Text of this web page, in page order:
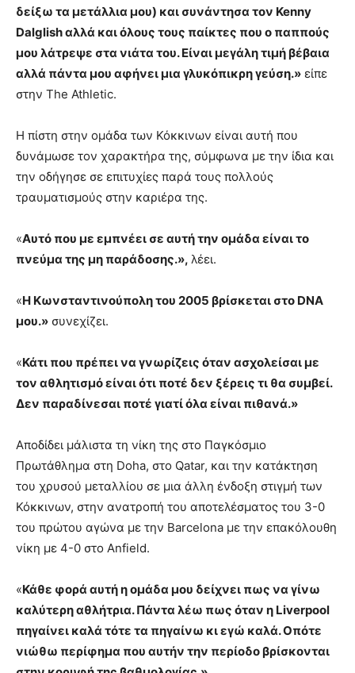
δείξω τα μετάλλια μου) και συνάντησα τον Kenny
Dalglish αλλά και όλους τους παίκτες που ο παππούς
μου λάτρεψε στα νιάτα του. Είναι μεγάλη τιμή βέβαια
αλλά πάντα μου αφήνει μια γλυκόπικρη γεύση.» είπε
στην The Athletic.
Η πίστη στην ομάδα των Κόκκινων είναι αυτή που
δυνάμωσε τον χαρακτήρα της, σύμφωνα με την ίδια και
την οδήγησε σε επιτυχίες παρά τους πολλούς
τραυματισμούς στην καριέρα της.
«Αυτό που με εμπνέει σε αυτή την ομάδα είναι το
πνεύμα της μη παράδοσης.», λέει.
«Η Κωνσταντινούπολη του 2005 βρίσκεται στο DNA
μου.» συνεχίζει.
«Κάτι που πρέπει να γνωρίζεις όταν ασχολείσαι με
τον αθλητισμό είναι ότι ποτέ δεν ξέρεις τι θα συμβεί.
Δεν παραδίνεσαι ποτέ γιατί όλα είναι πιθανά.»
Αποδίδει μάλιστα τη νίκη της στο Παγκόσμιο
Πρωτάθλημα στη Doha, στο Qatar, και την κατάκτηση
του χρυσού μεταλλίου σε μια άλλη ένδοξη στιγμή των
Κόκκινων, στην ανατροπή του αποτελέσματος του 3-0
του πρώτου αγώνα με την Barcelona με την επακόλουθη
νίκη με 4-0 στο Anfield.
«Κάθε φορά αυτή η ομάδα μου δείχνει πως να γίνω
καλύτερη αθλήτρια. Πάντα λέω πως όταν η Liverpool
πηγαίνει καλά τότε τα πηγαίνω κι εγώ καλά. Οπότε
νιώθω περίφημα που αυτήν την περίοδο βρίσκονται